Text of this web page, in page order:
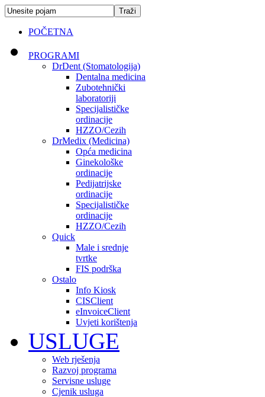
POČETNA
PROGRAMI
DrDent (Stomatologija)
Dentalna medicina
Zubotehnički
laboratoriji
Specijalističke
ordinacije
HZZO/Cezih
DrMedix (Medicina)
Opća medicina
Ginekološke
ordinacije
Pedijatrijske
ordinacije
Specijalističke
ordinacije
HZZO/Cezih
Quick
Male i srednje
tvrtke
FIS podrška
Ostalo
Info Kiosk
CISClient
eInvoiceClient
Uvjeti korištenja
USLUGE
Web rješenja
Razvoj programa
Servisne usluge
Cjenik usluga